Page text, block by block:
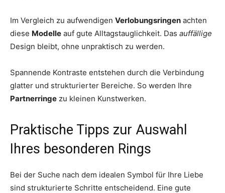
Im Vergleich zu aufwendigen Verlobungsringen achten
diese Modelle auf gute Alltagstauglichkeit. Das auffällige
Design bleibt, ohne unpraktisch zu werden.
Spannende Kontraste entstehen durch die Verbindung
glatter und strukturierter Bereiche. So werden Ihre
Partnerringe zu kleinen Kunstwerken.
Praktische Tipps zur Auswahl
Ihres besonderen Rings
Bei der Suche nach dem idealen Symbol für Ihre Liebe
sind strukturierte Schritte entscheidend. Eine gute